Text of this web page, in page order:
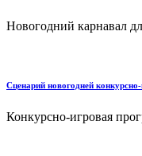
Новогодний карнавал
Сценарий новогодней
Конкурсно-игровая